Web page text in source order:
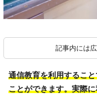
記事内には
通信教育を利用するこ
ことができます。実際